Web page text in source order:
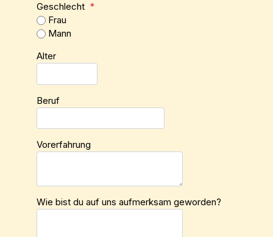
Geschlecht *
Frau
Mann
Alter
Beruf
Vorerfahrung
Wie bist du auf uns aufmerksam geworden?